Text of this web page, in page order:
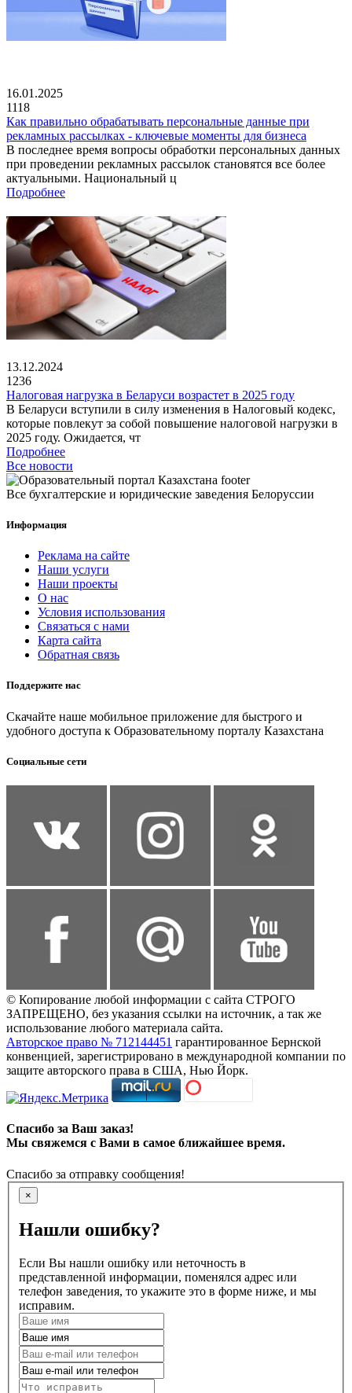
16.01.2025
1118
Как правильно обрабатывать персональные данные при
рекламных рассылках - ключевые моменты для бизнеса
В последнее время вопросы обработки персональных данных
при проведении рекламных рассылок становятся все более
актуальными. Национальный ц
Подробнее
13.12.2024
1236
Налоговая нагрузка в Беларуси возрастет в 2025 году
В Беларуси вступили в силу изменения в Налоговый кодекс,
которые повлекут за собой повышение налоговой нагрузки в
2025 году. Ожидается, чт
Подробнее
Все новости
Все бухгалтерские и юридические заведения Белоруссии
Информация
Реклама на сайте
Наши услуги
Наши проекты
О нас
Условия использования
Связаться с нами
Карта сайта
Обратная связь
Поддержите нас
Скачайте наше мобильное приложение для быстрого и
удобного доступа к Образовательному порталу Казахстана
Социальные сети
© Копирование любой информации с сайта СТРОГО
ЗАПРЕЩЕНО, без указания ссылки на источник, а так же
использование любого материала сайта.
Авторское право № 712144451 гарантированное Бернской
конвенцией, зарегистрировано в международной компании по
защите авторского права в США, Нью Йорк.
Спасибо за Ваш заказ!
Мы свяжемся с Вами в самое ближайшее время.
Спасибо за отправку сообщения!
×
Нашли ошибку?
Если Вы нашли ошибку или неточность в
представленной информации, поменялся адрес или
телефон заведения, то укажите это в форме ниже, и мы
исправим.